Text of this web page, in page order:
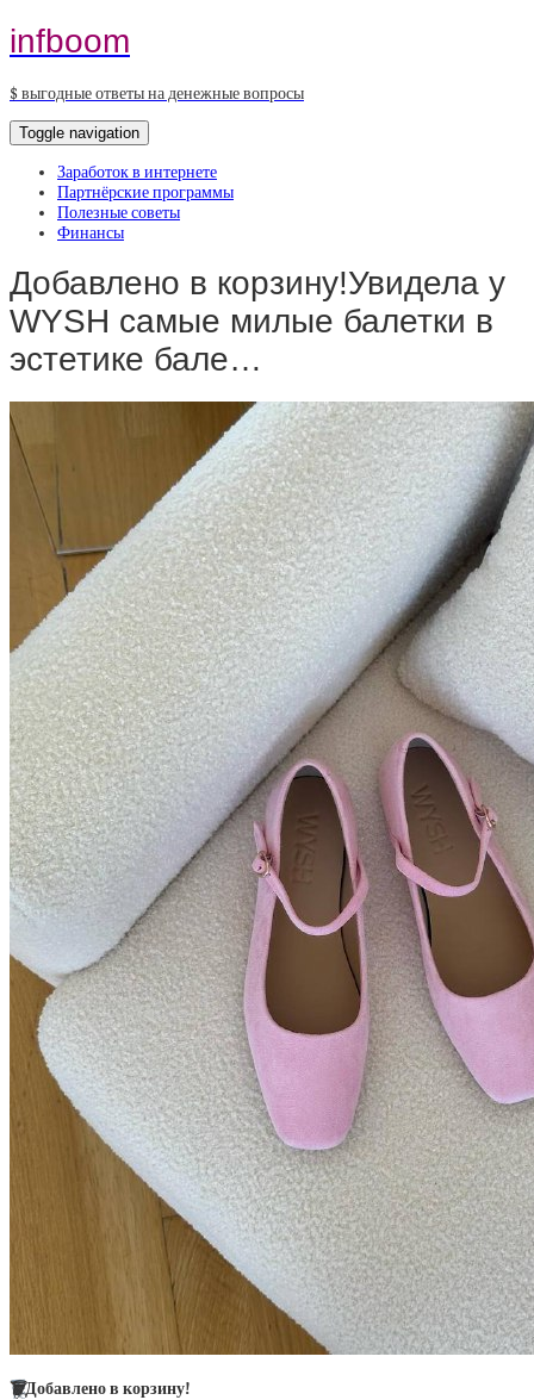
infboom
$ выгодные ответы на денежные вопросы
Toggle navigation
Заработок в интернете
Партнёрские программы
Полезные советы
Финансы
Добавлено в корзину!Увидела у
WYSH самые милые балетки в
эстетике бале…
🗑Добавлено в корзину!